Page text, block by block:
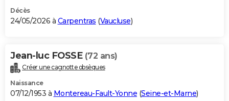
Décès
24/05/2026 à Carpentras (Vaucluse)
Jean-luc FOSSE (72 ans)
Créer une cagnotte obsèques
Naissance
07/12/1953 à Montereau-Fault-Yonne (Seine-et-Marne)